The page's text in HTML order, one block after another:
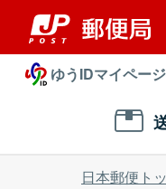
ゆうIDマイペー
日本郵便ト